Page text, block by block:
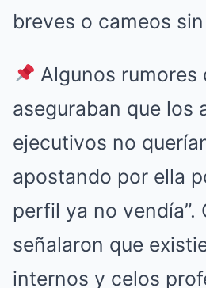
breves o cameos
Algunos rumores
aseguraban que los
ejecutivos no
apostando por ella
perfil ya no vendía”.
señalaron que
internos y celos